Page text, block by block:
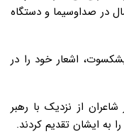
در صداوسیما و دستگاه
و پیشکسوت، اشعار خود را در
از نزدیک با رهبر
به ایشان تقدیم کردند.